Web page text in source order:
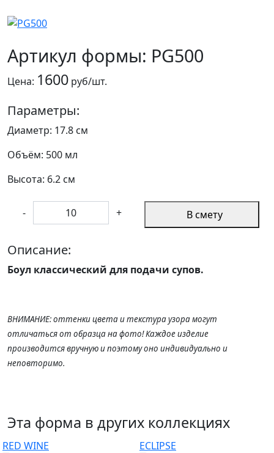
Артикул формы: PG500
Цена: 1600 руб/шт.
Параметры:
Диаметр: 17.8 см
Объём: 500 мл
Высота: 6.2 см
- + В смету
Описание:
Боул классический для подачи супов.
ВНИМАНИЕ: оттенки цвета и текстура узора могут
отличаться от образца на фото! Каждое изделие
производится вручную и поэтому оно индивидуально и
неповторимо.
Эта форма в других коллекциях
RED WINE ECLIPSE